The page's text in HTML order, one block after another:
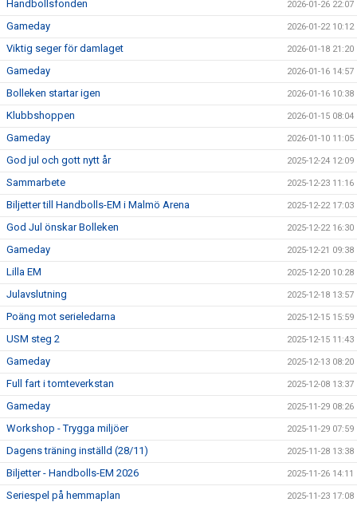
Handbollsfonden 2026-01-26 22:07
Gameday 2026-01-22 10:12
Viktig seger för damlaget 2026-01-18 21:20
Gameday 2026-01-16 14:57
Bolleken startar igen 2026-01-16 10:38
Klubbshoppen 2026-01-15 08:04
Gameday 2026-01-10 11:05
God jul och gott nytt år 2025-12-24 12:09
Sammarbete 2025-12-23 11:16
Biljetter till Handbolls-EM i Malmö Arena 2025-12-22 17:03
God Jul önskar Bolleken 2025-12-22 16:30
Gameday 2025-12-21 09:38
Lilla EM 2025-12-20 10:28
Julavslutning 2025-12-18 13:57
Poäng mot serieledarna 2025-12-15 15:59
USM steg 2 2025-12-15 11:43
Gameday 2025-12-13 08:20
Full fart i tomteverkstan 2025-12-08 13:37
Gameday 2025-11-29 08:26
Workshop - Trygga miljöer 2025-11-29 07:59
Dagens träning inställd (28/11) 2025-11-28 13:38
Biljetter - Handbolls-EM 2026 2025-11-26 14:11
Seriespel på hemmaplan 2025-11-23 17:08